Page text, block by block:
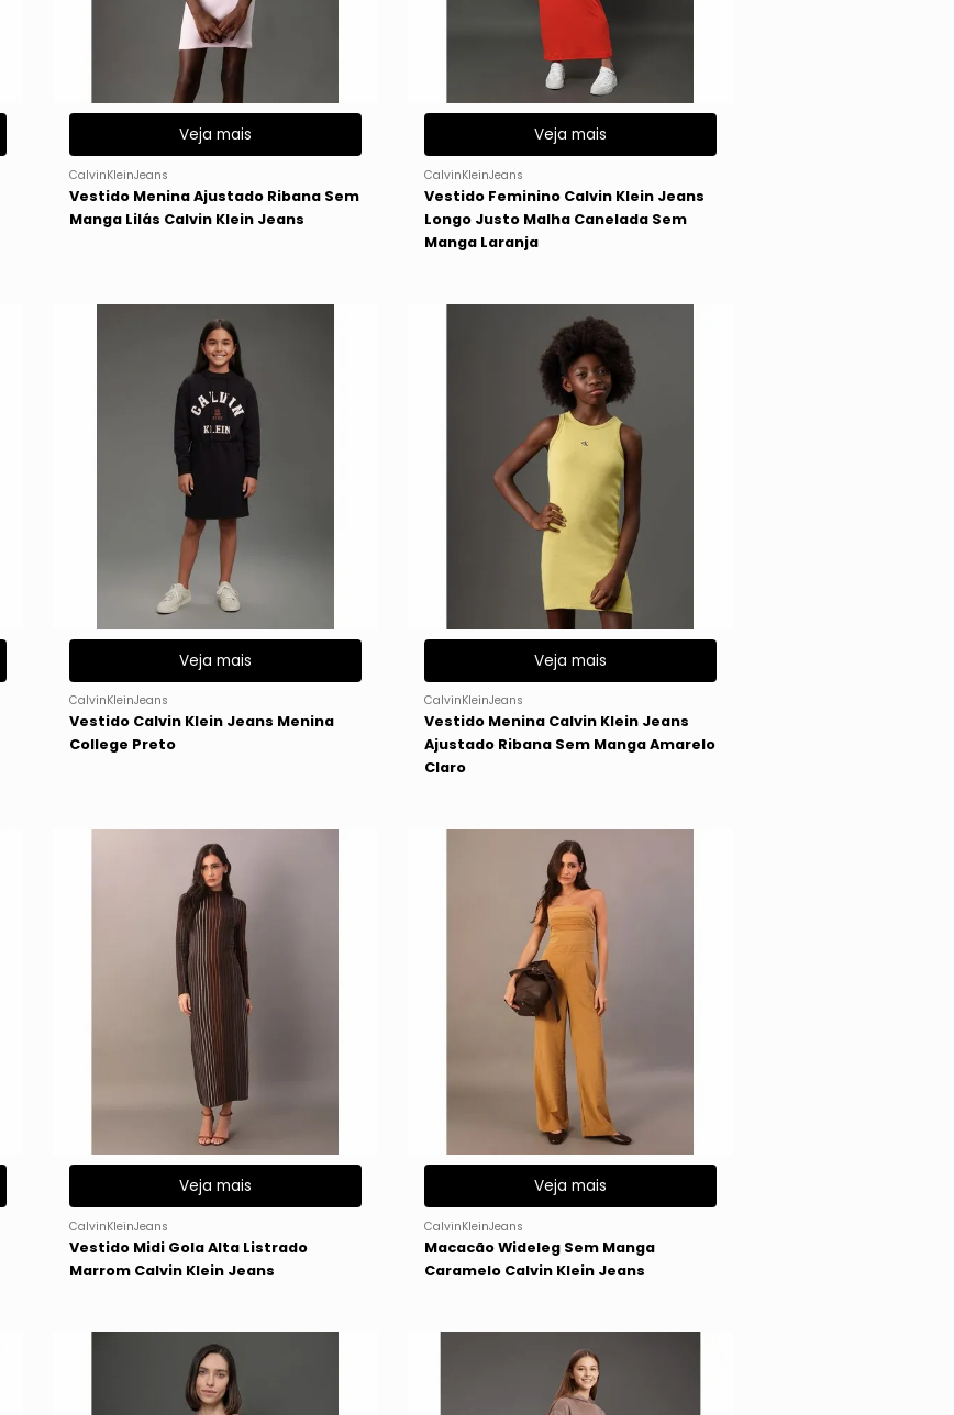
Veja mais
CalvinKleinJeans
Vestido Menina Ajustado Ribana Sem
Manga Lilás Calvin Klein Jeans
Veja mais
CalvinKleinJeans
Vestido Feminino Calvin Klein Jeans
Longo Justo Malha Canelada Sem
Manga Laranja
Veja mais
CalvinKleinJeans
Vestido Calvin Klein Jeans Menina
College Preto
Veja mais
CalvinKleinJeans
Vestido Menina Calvin Klein Jeans
Ajustado Ribana Sem Manga Amarelo
Claro
Veja mais
CalvinKleinJeans
Vestido Midi Gola Alta Listrado
Marrom Calvin Klein Jeans
Veja mais
CalvinKleinJeans
Macacão Wideleg Sem Manga
Caramelo Calvin Klein Jeans